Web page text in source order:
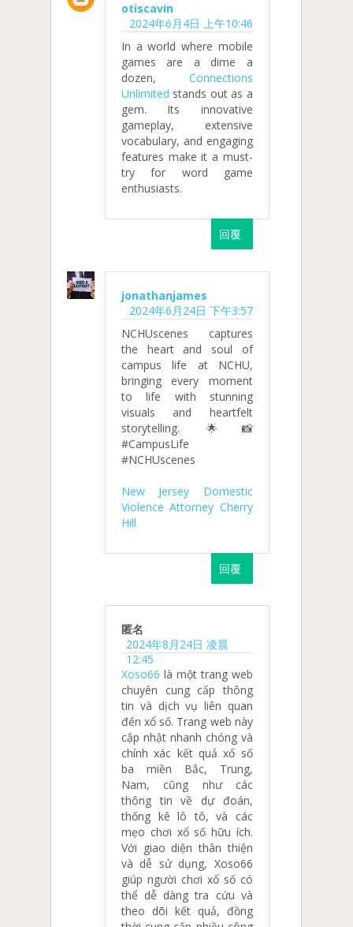
otiscavin
2024年6月4日 上午10:46
In a world where mobile
games are a dime a
dozen, Connections
Unlimited stands out as a
gem. Its innovative
gameplay, extensive
vocabulary, and engaging
features make it a must-
try for word game
enthusiasts.
回覆
jonathanjames
2024年6月24日 下午3:57
NCHUscenes captures
the heart and soul of
campus life at NCHU,
bringing every moment
to life with stunning
visuals and heartfelt
storytelling. 🌟📸
#CampusLife
#NCHUscenes
New Jersey Domestic
Violence Attorney Cherry
Hill
回覆
匿名
2024年8月24日 凌晨
12:45
Xoso66 là một trang web
chuyên cung cấp thông
tin và dịch vụ liên quan
đến xổ số. Trang web này
cập nhật nhanh chóng và
chính xác kết quả xổ số
ba miền Bắc, Trung,
Nam, cũng như các
thông tin về dự đoán,
thống kê lô tô, và các
mẹo chơi xổ số hữu ích.
Với giao diện thân thiện
và dễ sử dụng, Xoso66
giúp người chơi xổ số có
thể dễ dàng tra cứu và
theo dõi kết quả, đồng